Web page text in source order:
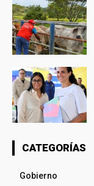
CATEGORÍAS
Gobierno